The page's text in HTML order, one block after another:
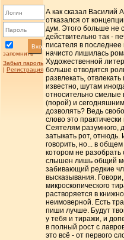
запомнить
Вход
Забыл пароль
| Регистрация
А как сказал Василий
отказался от
дум. Этого больше не
действительно так -
писателя в последнее
начисто лишилась
Художественной
больше отводится
развлекать,
известно, шутам
относительно смелые
(порой) и
дозволять? Ведь
слово это
Сеятелям разумного,
затыкать рот,
говорить, но... в
котором не разобрать
слышен лишь общий
забивающий редкие
высказывания.
микроскопического
растворяется в
неимоверной. Есть
пиши лучше. Будут
у тебя и тиражи, и
в полный рост с
это всё - от первого